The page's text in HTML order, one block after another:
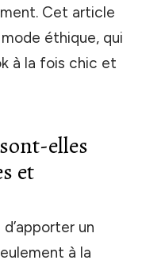
Cet article
éthique, qui
à la fois chic et
elles
et
un
à la